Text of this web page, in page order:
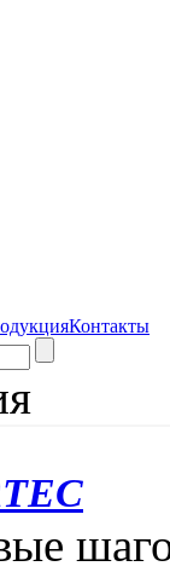
Контакты